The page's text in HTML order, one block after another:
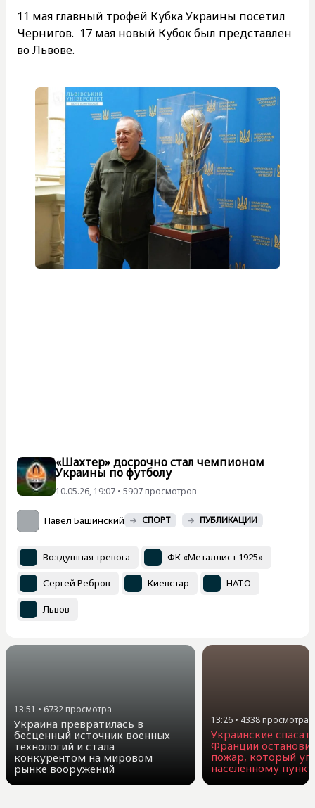
11 мая главный трофей Кубка Украины посетил
Чернигов. 17 мая новый Кубок был представлен
во Львове.
«Шахтер» досрочно стал чемпионом
Украины по футболу
10.05.26, 19:07 • 5907 просмотров
Павел Башинский СПОРТ ПУБЛИКАЦИИ
Воздушная тревога ФК «Металлист 1925»
Сергей Ребров Киевстар НАТО
Львов
13:51 • 6732 просмотра
Украина превратилась в
бесценный источник военных
технологий и стала
конкурентом на мировом
рынке вооружений
13:26 • 4338просмотра
Украинские
Франции
пожар, который
населенному